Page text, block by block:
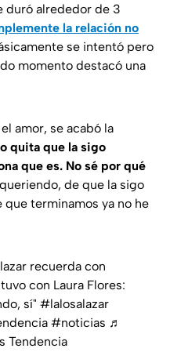
duró alrededor de 3
la relación no
se intentó pero
momento destacó una
amor, se acabó la
quita que la sigo
que es. No sé por qué
de que la sigo
terminamos ya no he
recuerda con
con Laura Flores:
sí" #lalosalazar
#noticias ♬
Tendencia